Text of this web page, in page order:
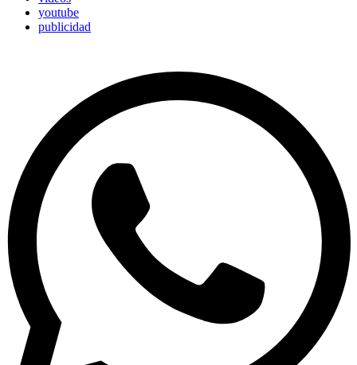
youtube
publicidad